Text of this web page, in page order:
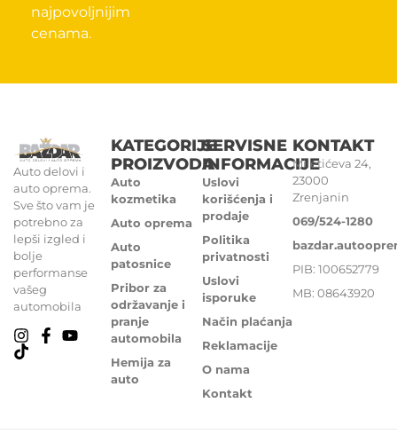
najpovoljnijim
cenama.
Auto delovi i
auto oprema.
Sve što vam je
potrebno za
lepši izgled i
bolje
performanse
vašeg
automobila
KATEGORIJE
PROIZVODA
Auto
kozmetika
Auto oprema
Auto
patosnice
Pribor za
održavanje i
pranje
automobila
Hemija za
auto
SERVISNE
INFORMACIJE
Uslovi
korišćenja i
prodaje
Politika
privatnosti
Uslovi
isporuke
Način plaćanja
Reklamacije
O nama
Kontakt
KONTAKT
Miletićeva 24,
23000
Zrenjanin
069/524-1280
PIB: 100652779
MB: 08643920